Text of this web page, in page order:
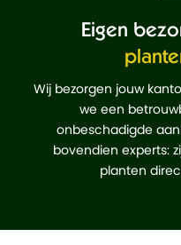
Eigen
Wij bezorgen jouw
we een
onbeschadigde
bovendien experts:
planten